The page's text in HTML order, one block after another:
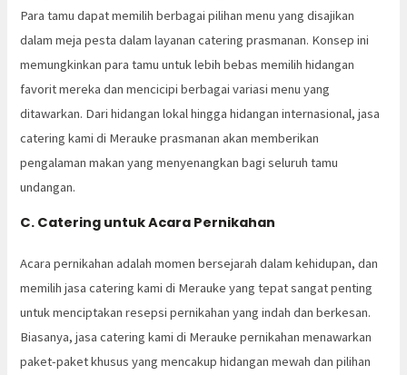
Para tamu dapat memilih berbagai pilihan menu yang disajikan
dalam meja pesta dalam layanan catering prasmanan. Konsep ini
memungkinkan para tamu untuk lebih bebas memilih hidangan
favorit mereka dan mencicipi berbagai variasi menu yang
ditawarkan. Dari hidangan lokal hingga hidangan internasional, jasa
catering kami di Merauke prasmanan akan memberikan
pengalaman makan yang menyenangkan bagi seluruh tamu
undangan.
C. Catering untuk Acara Pernikahan
Acara pernikahan adalah momen bersejarah dalam kehidupan, dan
memilih jasa catering kami di Merauke yang tepat sangat penting
untuk menciptakan resepsi pernikahan yang indah dan berkesan.
Biasanya, jasa catering kami di Merauke pernikahan menawarkan
paket-paket khusus yang mencakup hidangan mewah dan pilihan